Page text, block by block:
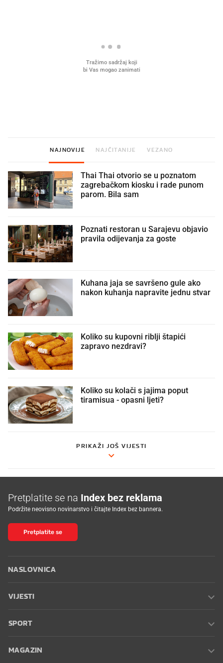
NAJNOVIJE NAJČITANIJE VEZANO
Thai Thai otvorio se u poznatom
zagrebačkom kiosku i rade punom
parom. Bila sam
Poznati restoran u Sarajevu objavio
pravila odijevanja za goste
Kuhana jaja se savršeno gule ako
nakon kuhanja napravite jednu stvar
Koliko su kupovni riblji štapići
zapravo nezdravi?
Koliko su kolači s jajima poput
tiramisua - opasni ljeti?
PRIKAŽI JOŠ VIJESTI
Pretplatite se na Index bez reklama
Podržite neovisno novinarstvo i čitajte Index bez bannera.
Pretplatite se
NASLOVNICA
VIJESTI
SPORT
MAGAZIN